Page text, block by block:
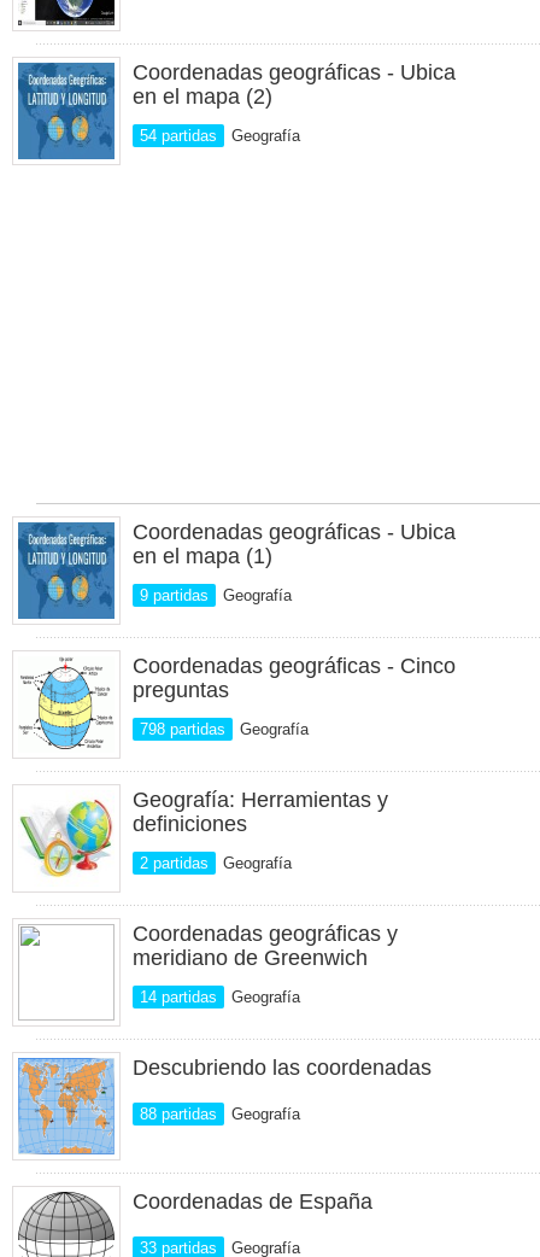
Coordenadas geográficas - Ubica
en el mapa (2)
54 partidas Geografía
Coordenadas geográficas - Ubica
en el mapa (1)
9 partidas Geografía
Coordenadas geográficas - Cinco
preguntas
798 partidas Geografía
Geografía: Herramientas y
definiciones
2 partidas Geografía
Coordenadas geográficas y
meridiano de Greenwich
14 partidas Geografía
Descubriendo las coordenadas
88 partidas Geografía
Coordenadas de España
33 partidas Geografía